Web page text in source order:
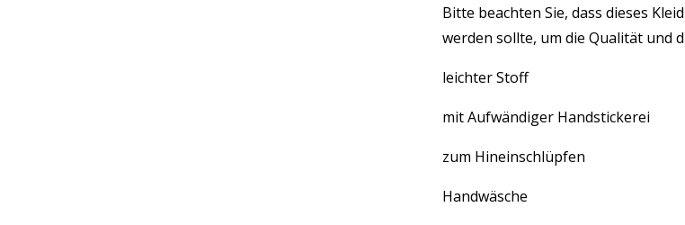
Bitte beachten Sie, dass dieses
werden sollte, um die Qualität und
leichter Stoff
mit Aufwändiger Handstickerei
zum Hineinschlüpfen
Handwäsche